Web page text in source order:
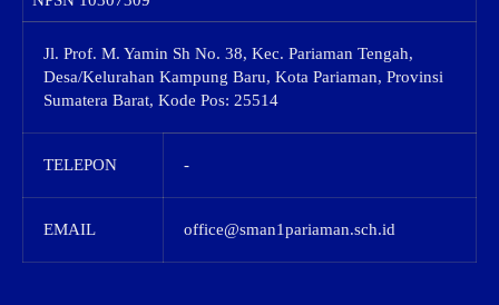
Jl. Prof. M. Yamin Sh No. 38, Kec. Pariaman Tengah,
Desa/Kelurahan Kampung Baru, Kota Pariaman, Provinsi
Sumatera Barat, Kode Pos: 25514
TELEPON -
EMAIL office@sman1pariaman.sch.id